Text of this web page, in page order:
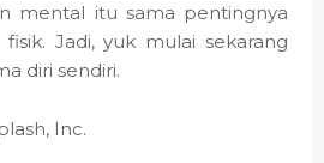
mental itu sama pentingnya
Jadi, yuk mulai sekarang
diri sendiri.
Inc.